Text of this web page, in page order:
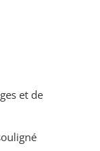
et de